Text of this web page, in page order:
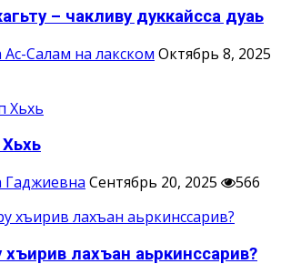
– чакливу дуккайсса дуаь
Ас-Салам на лакском Октябрь 8, 2025
Сентябрь 20, 2025 566
хъирив лахъан аьркинссарив?